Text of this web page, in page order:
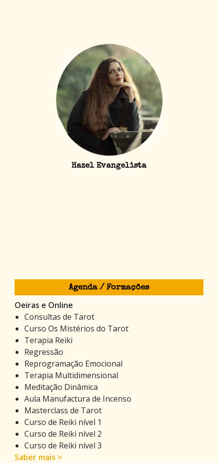
Hazel Evangelista
Agenda / Formações
Oeiras e Online
Consultas de Tarot
Curso Os Mistérios do Tarot
Terapia Reiki
Regressão
Reprogramação Emocional
Terapia Multidimensional
Meditação Dinâmica
Aula Manufactura de Incenso
Masterclass de Tarot
Curso de Reiki nível 1
Curso de Reiki nível 2
Curso de Reiki nível 3
Saber mais >